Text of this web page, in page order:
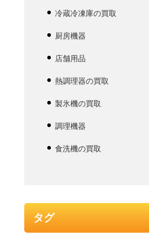
冷蔵冷凍庫の買取
厨房機器
店舗用品
熱調理器の買取
製氷機の買取
調理機器
食洗機の買取
タグ